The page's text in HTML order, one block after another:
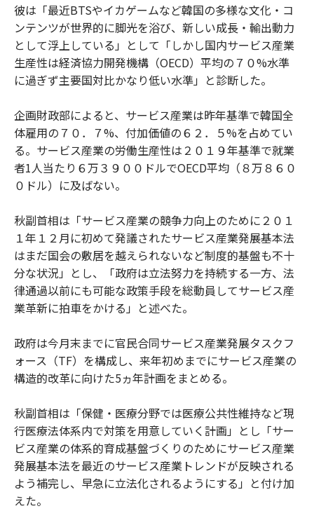
彼は「最近BTSやイカゲームなど韓国の多様な文化・コ
ンテンツが世界的に脚光を浴び、新しい成長・輸出動力
として浮上している」として「しかし国内サービス産業
生産性は経済協力開発機構（OECD）平均の７０%水準
に過ぎず主要国対比かなり低い水準」と診断した。
企画財政部によると、サービス産業は昨年基準で韓国全
体雇用の７０．７%、付加価値の６２．５%を占めてい
る。サービス産業の労働生産性は２０１９年基準で就業
者1人当たり６万３９００ドルでOECD平均（８万８６０
０ドル）に及ばない。
秋副首相は「サービス産業の競争力向上のために２０１
１年１２月に初めて発議されたサービス産業発展基本法
はまだ国会の敷居を越えられないなど制度的基盤も不十
分な状況」とし、「政府は立法努力を持続する一方、法
律通過以前にも可能な政策手段を総動員してサービス産
業革新に拍車をかける」と述べた。
政府は今月末までに官民合同サービス産業発展タスクフ
ォース（TF）を構成し、来年初めまでにサービス産業の
構造的改革に向けた5ヵ年計画をまとめる。
秋副首相は「保健・医療分野では医療公共性維持など現
行医療法体系内で対策を用意していく計画」とし「サー
ビス産業の体系的育成基盤づくりのためにサービス産業
発展基本法を最近のサービス産業トレンドが反映される
よう補完し、早急に立法化されるようにする」と付け加
えた。